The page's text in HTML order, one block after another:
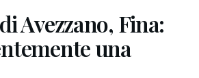
Avezzano, Fina:
una